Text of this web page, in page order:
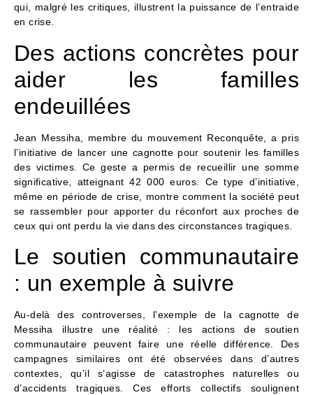
qui, malgré les critiques, illustrent la puissance de l’entraide
en crise.
Des actions concrètes pour
aider les familles
endeuillées
Jean Messiha, membre du mouvement Reconquête, a pris
l’initiative de lancer une cagnotte pour soutenir les familles
des victimes. Ce geste a permis de recueillir une somme
significative, atteignant 42 000 euros. Ce type d’initiative,
même en période de crise, montre comment la société peut
se rassembler pour apporter du réconfort aux proches de
ceux qui ont perdu la vie dans des circonstances tragiques.
Le soutien communautaire
: un exemple à suivre
Au-delà des controverses, l’exemple de la cagnotte de
Messiha illustre une réalité : les actions de soutien
communautaire peuvent faire une réelle différence. Des
campagnes similaires ont été observées dans d’autres
contextes, qu’il s’agisse de catastrophes naturelles ou
d’accidents tragiques. Ces efforts collectifs soulignent